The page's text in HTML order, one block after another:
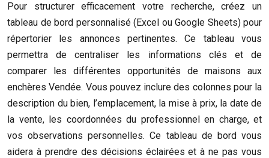
Pour structurer efficacement votre recherche, créez un
tableau de bord personnalisé (Excel ou Google Sheets) pour
répertorier les annonces pertinentes. Ce tableau vous
permettra de centraliser les informations clés et de
comparer les différentes opportunités de maisons aux
enchères Vendée. Vous pouvez inclure des colonnes pour la
description du bien, l’emplacement, la mise à prix, la date de
la vente, les coordonnées du professionnel en charge, et
vos observations personnelles. Ce tableau de bord vous
aidera à prendre des décisions éclairées et à ne pas vous